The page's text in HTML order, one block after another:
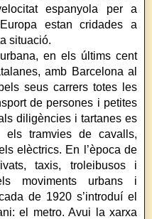
espanyola per a
estan cridades a
situació.
en els últims cent
amb Barcelona al
seus carrers totes les
de persones i petites
diligències i tartanes es
els tramvies de cavalls,
elèctrics. En l’època de
taxis, troleibusos i
moviments urbans i
de 1920 s’introduí el
el metro. Avui la xarxa